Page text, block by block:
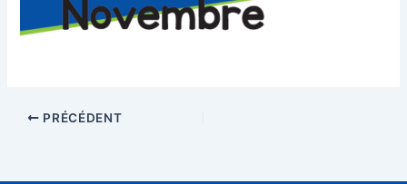
PRÉCÉDENT